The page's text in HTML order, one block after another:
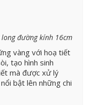
đường kính 16cm
vàng với hoạ tiết
tạo hình sinh
mà được xử lý
bật lên những chi